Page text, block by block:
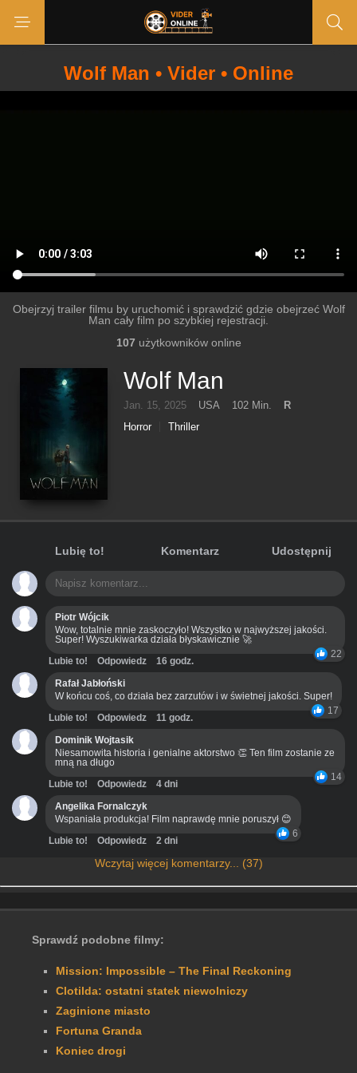
Wolf Man • Vider • Online
Obejrzyj trailer filmu by uruchomić i sprawdzić gdzie obejrzeć Wolf
Man cały film po szybkiej rejestracji.
107 użytkowników online
Wolf Man
Jan. 15, 2025 USA 102 Min.
R
Horror
Thriller
Lubię to! Komentarz Udostępnij
Piotr Wójcik
Wow, totalnie mnie zaskoczyło! Wszystko w najwyższej jakości.
Super! Wyszukiwarka działa błyskawicznie 🚀
22
Lubie to! Odpowiedz
16 godz.
Rafał Jabłoński
W końcu coś, co działa bez zarzutów i w świetnej jakości. Super!
17
Lubie to! Odpowiedz
11 godz.
Dominik Wojtasik
Niesamowita historia i genialne aktorstwo 👏 Ten film zostanie ze
mną na długo
14
Lubie to! Odpowiedz
4 dni
Angelika Fornalczyk
Wspaniała produkcja! Film naprawdę mnie poruszył 😊
6
Lubie to! Odpowiedz 2 dni
Wczytaj więcej komentarzy... (37)
Sprawdź podobne filmy:
Mission: Impossible – The Final Reckoning
Clotilda: ostatni statek niewolniczy
Zaginione miasto
Fortuna Granda
Koniec drogi